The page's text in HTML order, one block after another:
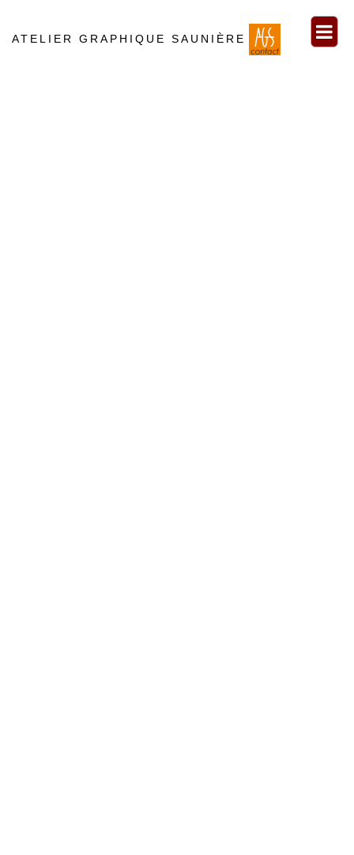
ATELIER GRAPHIQUE SAUNIÈRE